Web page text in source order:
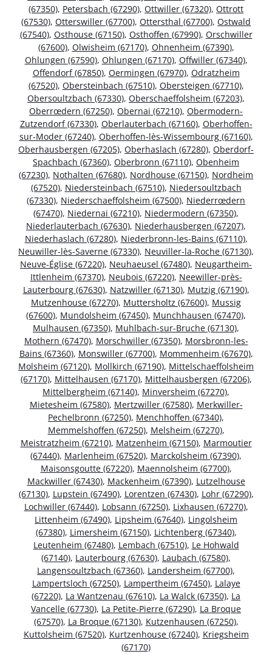
(67350), Petersbach (67290), Ottwiller (67320), Ottrott
(67530), Otterswiller (67700), Ottersthal (67700), Ostwald
(67540), Osthouse (67150), Osthoffen (67990), Orschwiller
(67600), Olwisheim (67170), Ohnenheim (67390),
Ohlungen (67590), Ohlungen (67170), Offwiller (67340),
Offendorf (67850), Oermingen (67970), Odratzheim
(67520), Obersteinbach (67510), Obersteigen (67710),
Obersoultzbach (67330), Oberschaeffolsheim (67203),
Oberrœdern (67250), Obernai (67210), Obermodern-
Zutzendorf (67330), Oberlauterbach (67160), Oberhoffen-
sur-Moder (67240), Oberhoffen-lès-Wissembourg (67160),
Oberhausbergen (67205), Oberhaslach (67280), Oberdorf-
Spachbach (67360), Oberbronn (67110), Obenheim
(67230), Nothalten (67680), Nordhouse (67150), Nordheim
(67520), Niedersteinbach (67510), Niedersoultzbach
(67330), Niederschaeffolsheim (67500), Niederrœdern
(67470), Niedernai (67210), Niedermodern (67350),
Niederlauterbach (67630), Niederhausbergen (67207),
Niederhaslach (67280), Niederbronn-les-Bains (67110),
Neuwiller-lès-Saverne (67330), Neuviller-la-Roche (67130),
Neuve-Église (67220), Neuhaeusel (67480), Neugartheim-
Ittlenheim (67370), Neubois (67220), Neewiller-près-
Lauterbourg (67630), Natzwiller (67130), Mutzig (67190),
Mutzenhouse (67270), Muttersholtz (67600), Mussig
(67600), Mundolsheim (67450), Munchhausen (67470),
Mulhausen (67350), Muhlbach-sur-Bruche (67130),
Mothern (67470), Morschwiller (67350), Morsbronn-les-
Bains (67360), Monswiller (67700), Mommenheim (67670),
Molsheim (67120), Mollkirch (67190), Mittelschaeffolsheim
(67170), Mittelhausen (67170), Mittelhausbergen (67206),
Mittelbergheim (67140), Minversheim (67270),
Mietesheim (67580), Mertzwiller (67580), Merkwiller-
Pechelbronn (67250), Menchhoffen (67340),
Memmelshoffen (67250), Melsheim (67270),
Meistratzheim (67210), Matzenheim (67150), Marmoutier
(67440), Marlenheim (67520), Marckolsheim (67390),
Maisonsgoutte (67220), Maennolsheim (67700),
Mackwiller (67430), Mackenheim (67390), Lutzelhouse
(67130), Lupstein (67490), Lorentzen (67430), Lohr (67290),
Lochwiller (67440), Lobsann (67250), Lixhausen (67270),
Littenheim (67490), Lipsheim (67640), Lingolsheim
(67380), Limersheim (67150), Lichtenberg (67340),
Leutenheim (67480), Lembach (67510), Le Hohwald
(67140), Lauterbourg (67630), Laubach (67580),
Langensoultzbach (67360), Landersheim (67700),
Lampertsloch (67250), Lampertheim (67450), Lalaye
(67220), La Wantzenau (67610), La Walck (67350), La
Vancelle (67730), La Petite-Pierre (67290), La Broque
(67570), La Broque (67130), Kutzenhausen (67250),
Kuttolsheim (67520), Kurtzenhouse (67240), Kriegsheim
(67170)